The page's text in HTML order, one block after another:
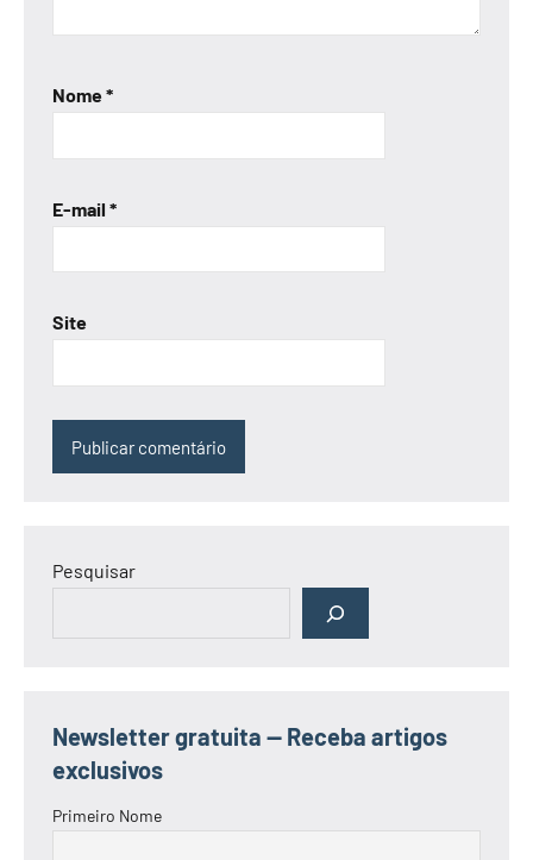
Nome*
E-mail *
Site
Pesquisar
Newsletter gratuita — Receba artigos
exclusivos
Primeiro Nome